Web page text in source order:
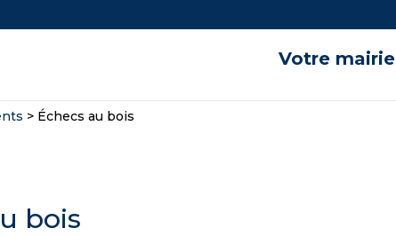
Votre mairie
> Échecs au bois
bois